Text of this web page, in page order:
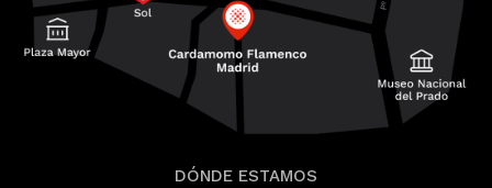
DÓNDE ESTAMOS